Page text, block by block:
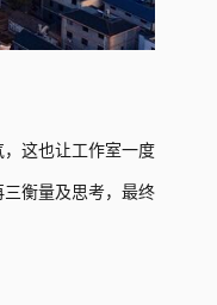
这也让工作室一度
衡量及思考，最终